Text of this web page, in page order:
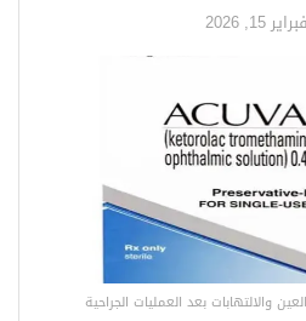
فبراير 15, 2026